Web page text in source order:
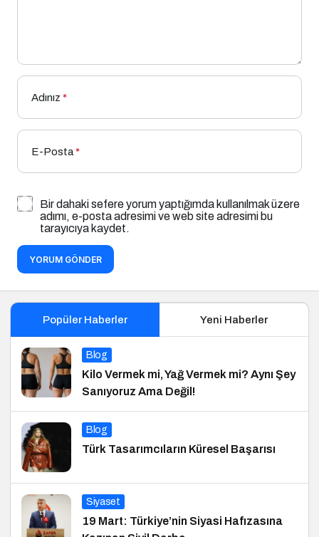
Adınız *
E-Posta*
Bir dahaki sefere yorum yaptığımda kullanılmak üzere
adımı, e-posta adresimi ve web site adresimi bu
tarayıcıya kaydet.
YORUM GÖNDER
Popüler Haberler Yeni Haberler
Blog
Kilo Vermek mi, Yağ Vermek mi? Aynı Şey
Sanıyoruz Ama Değil!
Blog
Türk Tasarımcıların Küresel Başarısı
Siyaset
19 Mart: Türkiye’nin Siyasi Hafızasına